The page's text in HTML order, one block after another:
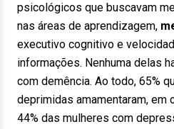
psicológicos que buscavam
nas áreas de aprendizagem,
executivo cognitivo e
informações. Nenhuma delas
com demência. Ao todo, 65%
deprimidas amamentaram, em
44% das mulheres com